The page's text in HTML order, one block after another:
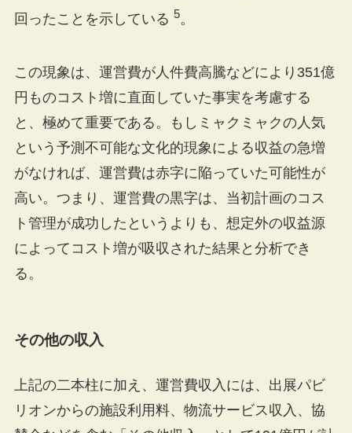
回ったことを示している 5。
この現象は、運営費が人件費高騰などにより351億
円ものコスト増に直面していた事実を考慮する
と、極めて重要である。もしミャクミャクの人気
という予測不可能な文化的現象による収益の急増
がなければ、運営費は赤字に陥っていた可能性が
高い。つまり、運営費の黒字は、当初計画のコス
ト管理が成功したというよりも、想定外の収益源
によってコスト増が吸収された結果と分析でき
る。
その他の収入
上記の二本柱に加え、運営費収入には、出展パビ
リオンからの施設利用料、物流サービス収入、協